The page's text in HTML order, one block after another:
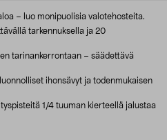
– luo monipuolisia valotehosteita.
tarkennuksella ja 20
tarinankerrontaan – säädettävä
ihonsävyt ja todenmukaisen
1/4 tuuman kierteellä jalustaa